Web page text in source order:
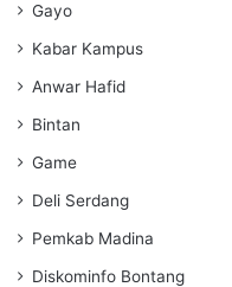
Gayo
Kabar Kampus
Anwar Hafid
Bintan
Game
Deli Serdang
Pemkab Madina
Diskominfo Bontang